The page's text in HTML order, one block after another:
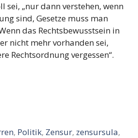
sei, „nur dann verstehen, wenn
sind, Gesetze muss man
das Rechtsbewusstsein in
nicht mehr vorhanden sei,
Rechtsordnung vergessen“.
, Politik, Zensur, zensursula,